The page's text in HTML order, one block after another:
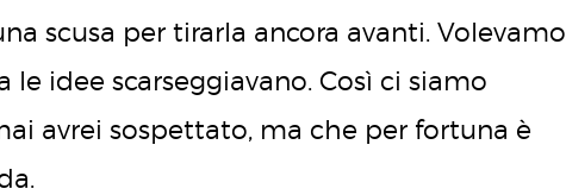
scusa per tirarla ancora avanti. Volevamo
le idee scarseggiavano. Così ci siamo
avrei sospettato, ma che per fortuna è